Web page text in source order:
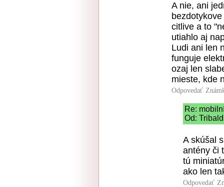
A nie, ani
citlive a to
utiahlo aj
Ludi ani len
funguje
ozaj len
mieste, kde
Odpovedať
Re:
Od:
A skúšal
antény či
tú
ako len
Odpovedať